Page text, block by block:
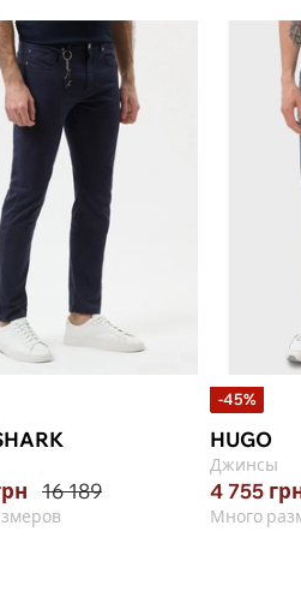
16 189
-45%
HUGO
Джинсы
4 755
Много